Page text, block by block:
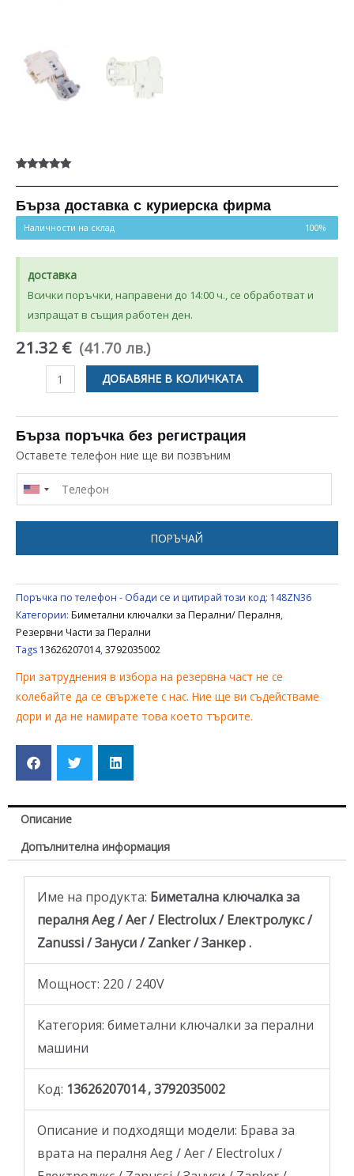
5.00от 5,
базирано на
потребителски
оценки
Бърза доставка с куриерска фирма
Наличности на склад 100%
доставка
Всички поръчки, направени до 14:00 ч., се обработват и
изпращат в същия работен ден.
21.32 € (41.70 лв.)
количество
БИМЕТАЛНА
КЛЮЧАЛКА
ЗА
ПЕРАЛНЯ
ELECTROLUX
13626207014
3792035002
ДОБАВЯНЕ В КОЛИЧКАТА
Бърза поръчка без регистрация
Оставете телефон ние ще ви позвъним
ПОРЪЧАЙ
Поръчка по телефон - Обади се и цитирай този код: 148ZN36
Категории: Биметални ключалки за Перални/ Пералня,
Резервни Части за Перални
Tags 13626207014,3792035002
При затруднения в избора на резервна част не се
колебайте да се свържете с нас. Ние ще ви съдействаме
дори и да не намирате това което търсите.
Описание
Допълнителна информация
Име на продукта: Биметална ключалка за
пералня Aeg / Аег / Electrolux / Електролукс /
Zanussi / Зануси / Zanker / Занкер .
Мощност: 220 / 240V
Категория: биметални ключалки за перални
машини
Код: 13626207014 , 3792035002
Описание и подходящи модели: Брава за
врата на пералня Aeg / Аег / Electrolux /